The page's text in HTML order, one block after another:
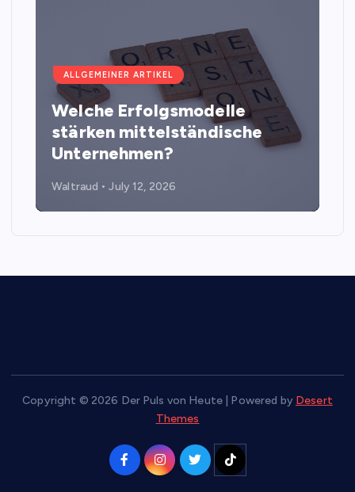
ALLGEMEINER ARTIKEL
Welche Erfolgsmodelle
stärken mittelständische
Unternehmen?
Waltraud July 12, 2026
Copyright © 2026 Der Puls von Heute | Powered by Desert
Themes